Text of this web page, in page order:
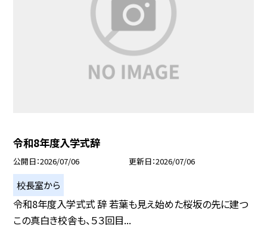
令和8年度入学式辞
公開日 2026/07/06 更新日 2026/07/06
校長室から
令和8年度入学式式 辞 若葉も見え始めた桜坂の先に建つ
この真白き校舎も、５３回目...